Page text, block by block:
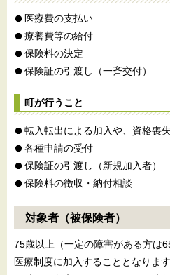
医療費の支払い
療養費等の給付
保険料の決定
保険証の引渡し（一斉交付）
町が行うこと
転入転出による加入や、資格喪
各種申請の受付
保険証の引渡し（新規加入者）
保険料の徴収・納付相談
対象者（被保険者）
75歳以上（一定の障害がある方は
医療制度に加入することとなります